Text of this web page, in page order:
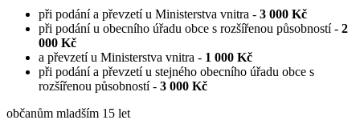
při podání a převzetí u Ministerstva vnitra - 3 000 Kč
při podání u obecního úřadu obce s rozšířenou působností - 2
000 Kč
a převzetí u Ministerstva vnitra - 1 000 Kč
při podání a převzetí u stejného obecního úřadu obce s
rozšířenou působností - 3 000 Kč
občanům mladším 15 let